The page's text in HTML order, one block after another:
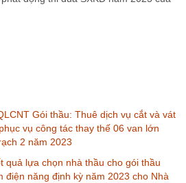
Gói thầu: Thuê dịch vụ cắt và vát
vụ công tác thay thế 06 van lớn
2 năm 2023
quả lựa chọn nhà thầu cho gói thầu
điện năng định kỳ năm 2023 cho Nhà